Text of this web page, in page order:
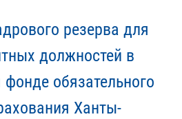
резерва для
должностей в
обязательного
Ханты-